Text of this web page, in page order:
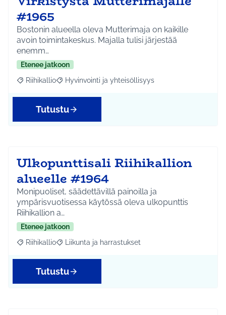
#1965
Bostonin alueella oleva Mutterimaja on kaikille
avoin toimintakeskus. Majalla tulisi järjestää
enemm…
Etenee jatkoon
Rajaa tulokset aihepiirin mukaan: Riihikallio
Riihikallio Rajaa tulokset teeman mukaan: Hyvinvointi ja
Hyvinvointi ja yhteisöllisyys
Tutustu
Ulkopunttisali Riihikallion
alueelle #1964
Monipuoliset, säädettävillä painoilla ja
ympärisvuotisessa käytössä oleva ulkopunttis
Riihikallion a…
Etenee jatkoon
Rajaa tulokset aihepiirin mukaan: Riihikallio
Riihikallio Rajaa tulokset teeman mukaan: Liikunta ja
Liikunta ja harrastukset
Tutustu